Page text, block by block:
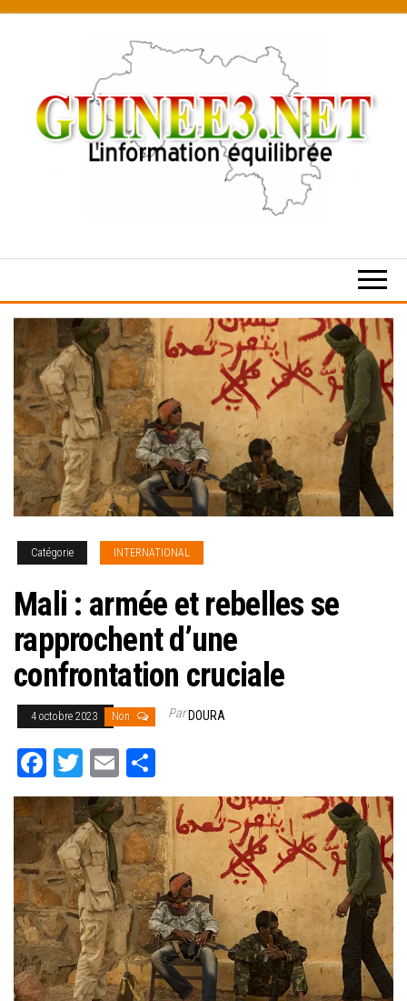
content
Catégorie INTERNATIONAL
Mali : armée et rebelles se
rapprochent d’une
confrontation cruciale
4 octobre 2023 Non ParDOURA
Fa
ce
bo
ok
T
wi
tt
er
E
m
ail
rt
ag
er